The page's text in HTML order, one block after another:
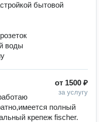
бытовой
воды
от 1500 ₽
за услугу
полный
крепеж fischer.